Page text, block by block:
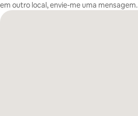
em outro local, envie-me uma mensagem.